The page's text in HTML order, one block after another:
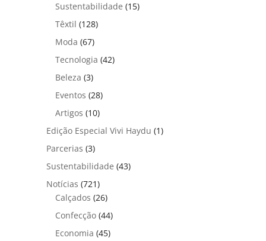
Sustentabilidade (15)
Têxtil (128)
Moda (67)
Tecnologia (42)
Beleza (3)
Eventos (28)
Artigos (10)
Edição Especial Vivi Haydu (1)
Parcerias (3)
Sustentabilidade (43)
Notícias (721)
Calçados (26)
Confecção (44)
Economia (45)